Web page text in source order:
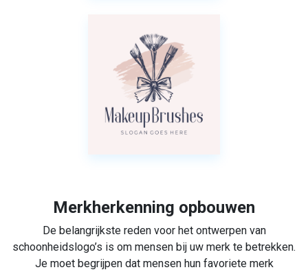
Merkherkenning opbouwen
De belangrijkste reden voor het ontwerpen van
schoonheidslogo’s is om mensen bij uw merk te betrekken.
Je moet begrijpen dat mensen hun favoriete merk